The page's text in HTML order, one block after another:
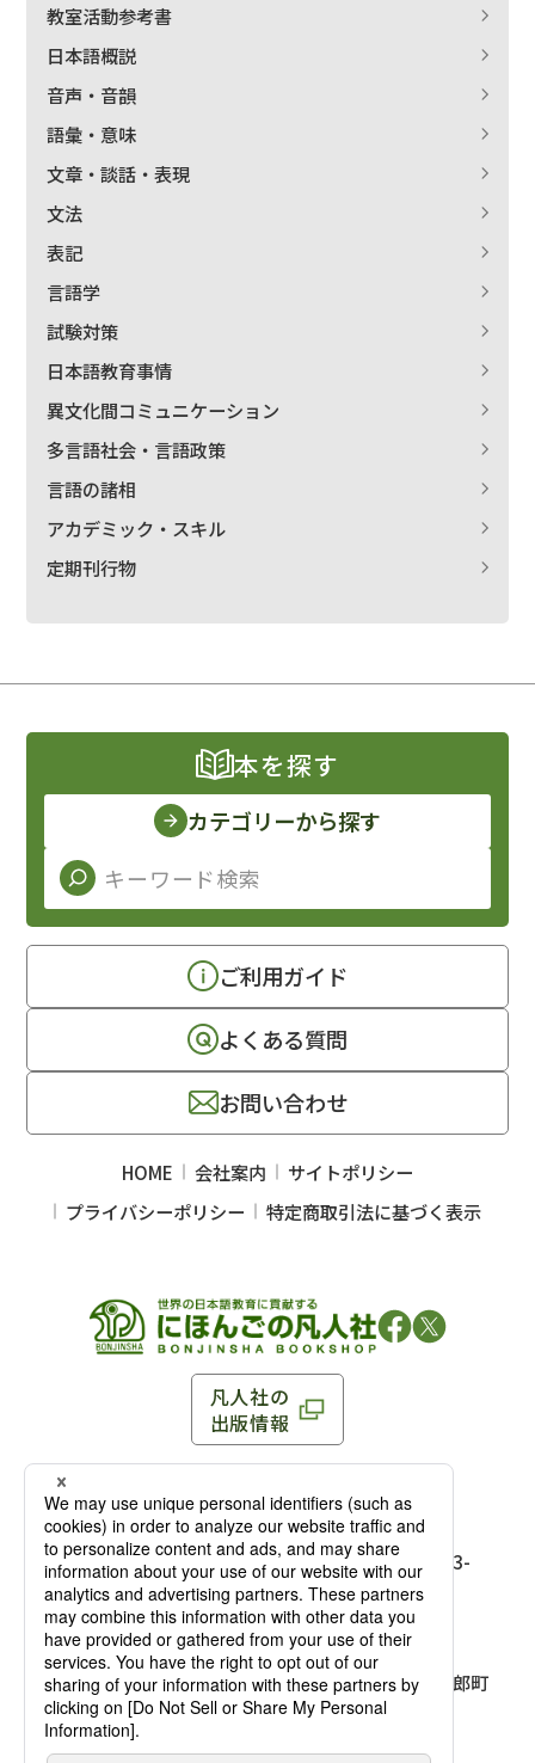
教室活動参考書
日本語概説
音声・音韻
語彙・意味
文章・談話・表現
文法
表記
言語学
試験対策
日本語教育事情
異文化間コミュニケーション
多言語社会・言語政策
言語の諸相
アカデミック・スキル
定期刊行物
凡人社の
出版情報
〒102-0093 東京都千代田区平河町 1-3-13 8F
TEL：03-3263-3959／FAX：03-3263-3116
麹町店
〒102-0093 東京都千代田区平河町1-3-
13 8F［アクセス］
TEL：03-3239-8673／FAX：03-3263-
3116
大阪店
〒541-0056 大阪府大阪市中央区久太郎町
4-2-10
大西ビルディング 1階［
本を探す
カテゴリーから探す
ご利用ガイド
よくある質問
お問い合わせ
HOME 会社案内
サイトポリシー
プライバシーポリシー
特定商取引法に基づく表示